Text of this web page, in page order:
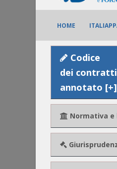
HOME
Codice
dei
annotato [+]
Normativa e